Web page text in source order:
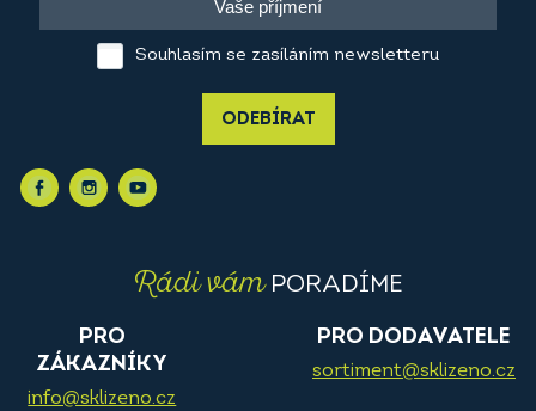
Souhlasím se zasíláním newsletteru
ODEBÍRAT
Rádi vámPORADÍME
PRO
ZÁKAZNÍKY
info@sklizeno.cz
PRO DODAVATELE
sortiment@sklizeno.cz